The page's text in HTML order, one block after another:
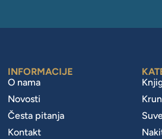
INFORMACIJE
O nama
Novosti
Česta pitanja
Kontakt